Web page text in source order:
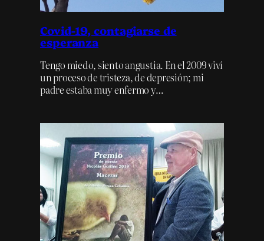
Covid-19, contagiarse de
esperanza
Tengo miedo, siento angustia. En el 2009 viví
un proceso de tristeza, de depresión; mi
padre estaba muy enfermo y…